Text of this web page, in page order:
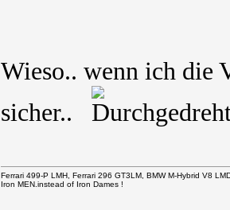
Wieso.. wenn ich die
sicher..
Ferrari 499-P LMH, Ferrari 296 GT3LM, BMW M-Hybrid V8
Iron MEN.instead of Iron Dames !